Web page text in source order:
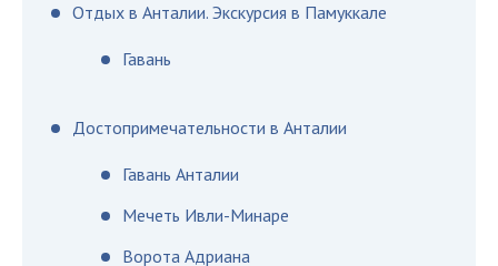
Отдых в Анталии. Экскурсия в Памуккале
Гавань
Достопримечательности в Анталии
Гавань Анталии
Мечеть Ивли-Минаре
Ворота Адриана